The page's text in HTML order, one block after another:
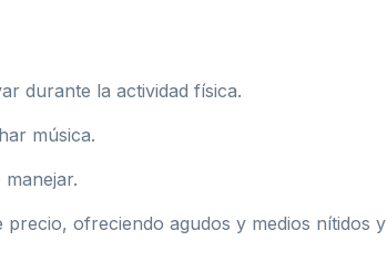
durante la actividad física.
música.
ofreciendo agudos y medios nítidos y